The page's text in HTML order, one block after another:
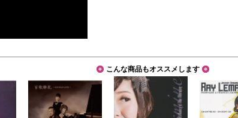
こんな商品もオススメします